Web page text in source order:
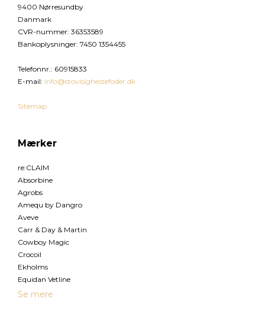
9400 Nørresundby
Danmark
CVR-nummer: 36353589
Bankoplysninger: 7450 1354455
Telefonnr.: 60915833
E-mail: info@stovlsighestefoder.dk
Sitemap
Mærker
re:CLAIM
Absorbine
Agrobs
Amequ by Dangro
Aveve
Carr & Day & Martin
Cowboy Magic
Crocoil
Ekholms
Equidan Vetline
Se mere